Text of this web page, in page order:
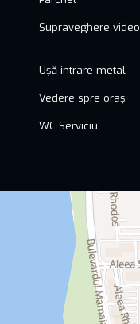
Supraveghere video
Ușă intrare metal
Vedere spre oraș
WC Serviciu